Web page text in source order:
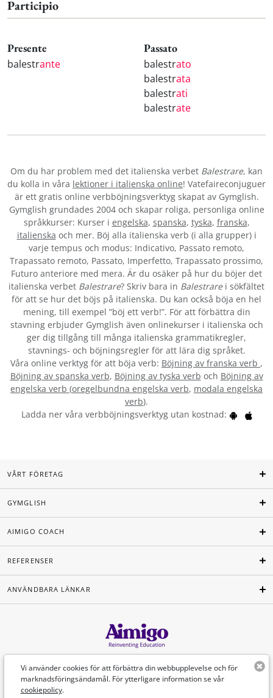
Participio
Presente
balestrante
Passato
balestrato
balestrata
balestrati
balestrate
Om du har problem med det italienska verbet Balestrare, kan
du kolla in våra lektioner i italienska online! Vatefaireconjuguer
är ett gratis online verbböjningsverktyg skapat av Gymglish.
Gymglish grundades 2004 och skapar roliga, personliga online
språkkurser: Kurser i engelska, spanska, tyska, franska,
italienska och mer. Böj alla italienska verb (i alla grupper) i
varje tempus och modus: Indicativo, Passato remoto,
Trapassato remoto, Passato, Imperfetto, Trapassato prossimo,
Futuro anteriore med mera. Är du osäker på hur du böjer det
italienska verbet Balestrare? Skriv bara in Balestrarei sökfältet
för att se hur det böjs på italienska. Du kan också böja en hel
mening, till exempel ”böj ett verb!”. För att förbättra din
stavning erbjuder Gymglish även onlinekurser i italienska och
ger dig tillgång till många italienska grammatikregler,
stavnings- och böjningsregler för att lära dig språket.
Våra online verktyg för att böja verb: Böjning av franska verb ,
Böjning av spanska verb, Böjning av tyska verb och Böjning av
engelska verb (oregelbundna engelska verb, modala engelska
verb).
Ladda ner våra verbböjningsverktyg utan kostnad:
Vi använder cookies för att förbättra din webbupplevelse och för
marknadsföringsändamål. För ytterligare information se vår
cookiepolicy.
VÅRT FÖRETAG
GYMGLISH
AIMIGO COACH
REFERENSER
ANVÄNDBARA LÄNKAR
Svenska